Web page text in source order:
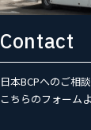
Contact
日本BCPへのご相
こちらのフォーム